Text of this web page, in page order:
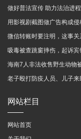
做好普法宣传 助力法治进程
网站栏目
网站首页